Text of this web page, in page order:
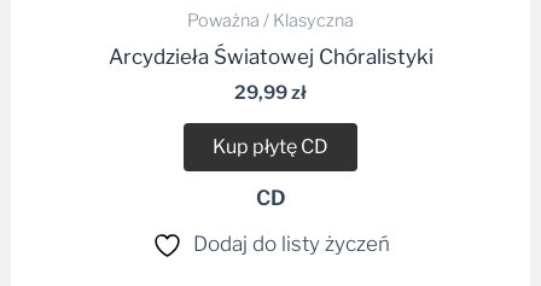
Poważna / Klasyczna
Arcydzieła Światowej Chóralistyki
29,99zł
Kup płytę CD
CD
Dodaj do listy życzeń